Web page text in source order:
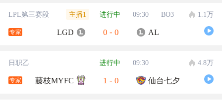
LPL第三赛段 主播1 进行中 09:30 BO3 1.1万
专家 LGD 0 - 0 AL
日职乙 进行中 09:30 4.8万
专家 藤枝MYFC 1 - 0 仙台七夕